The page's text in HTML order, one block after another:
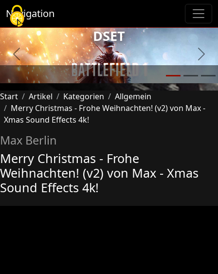
Navigation
Previous Next
DSET
Start Artikel Kategorien
Allgemein
Merry Christmas - Frohe Weihnachten! (v2) von Max -
Xmas Sound Effects 4k!
Max Berlin
Merry Christmas - Frohe
Weihnachten! (v2) von Max - Xmas
Sound Effects 4k!
Cookie-Einstellungen